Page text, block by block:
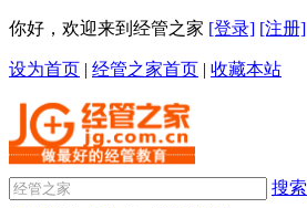
你好，欢迎来到经管之家 [登录] [注册]
设为首页 | 经管之家首页 | 收藏本站
搜索